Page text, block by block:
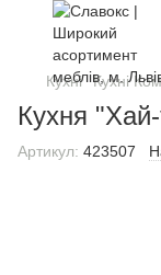
Кухні Кухні
Кухня
Артикул: 423507